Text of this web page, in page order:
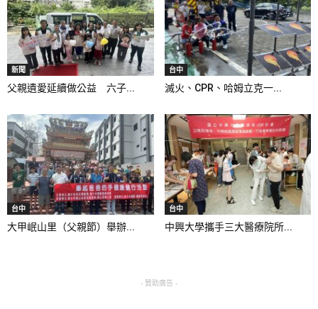
新聞
父親遺愛延續做公益 六子...
台中
滅火、CPR、哈姆立克一...
台中
大甲岷山里（父親節）舉辦...
台中
中興大學攜手三大醫療院所...
- 贊助廣告 -